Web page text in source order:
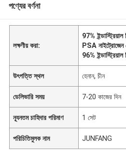
পণ্যের বর্ণনা
লক্ষণীয় করা:
97%
PSA নাইট্রোজেন
96%
উৎপত্তি স্থল হেনান, চীন
ডেলিভারি সময় 7-20 কাজের দিন
ন্যূনতম চাহিদার পরিমাণ 1 সেট
পরিচিতিমুলক নাম JUNFANG